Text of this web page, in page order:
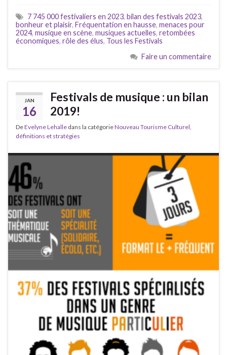
7 745 000 festivaliers en 2023, bilan des festivals 2023,
bonheur et plaisir, Fréquentation en hausse, menaces pour
2024, musique en scène, musiques actuelles, retombées
économiques, rôle des élus, Tous les Festivals
Faire un commentaire
JAN
16
Festivals de musique : un bilan
2019!
DeEvelyne Lehalle dans la catégorieNouveau Tourisme Culturel,
définitions et stratégies